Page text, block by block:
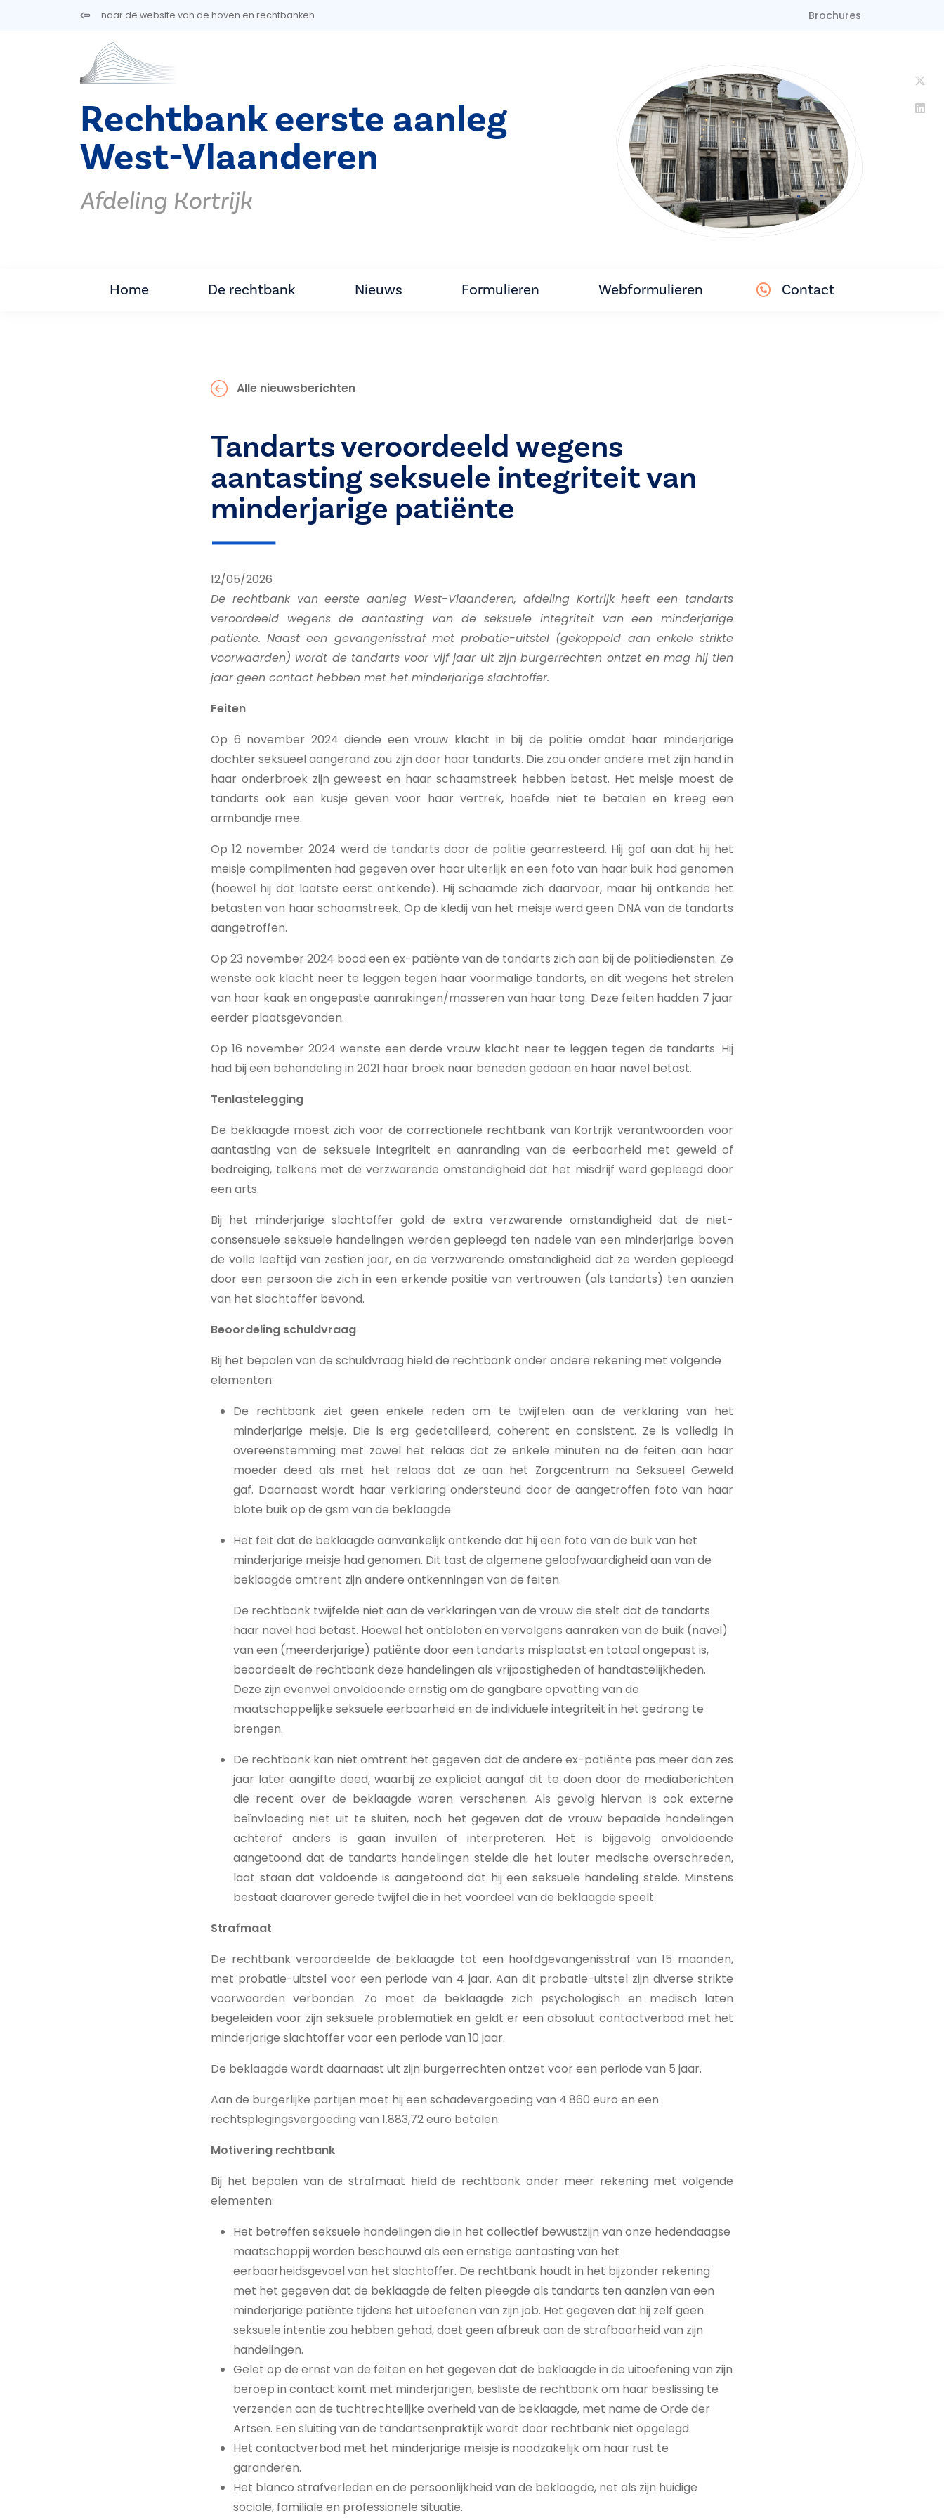
Overslaan en naar de inhoud gaannaar de website van de hoven en rechtbanken Brochures
Rechtbank eerste aanleg
West-Vlaanderen
Afdeling Kortrijk
Home De rechtbank Nieuws Formulieren Webformulieren Contact
Alle nieuwsberichten
Tandarts veroordeeld wegens
aantasting seksuele integriteit van
minderjarige patiënte
12/05/2026
De rechtbank van eerste aanleg West-Vlaanderen, afdeling Kortrijk heeft een tandarts
veroordeeld wegens de aantasting van de seksuele integriteit van een minderjarige
patiënte. Naast een gevangenisstraf met probatie-uitstel (gekoppeld aan enkele strikte
voorwaarden) wordt de tandarts voor vijf jaar uit zijn burgerrechten ontzet en mag hij tien
jaar geen contact hebben met het minderjarige slachtoffer.
Feiten
Op 6 november 2024 diende een vrouw klacht in bij de politie omdat haar minderjarige
dochter seksueel aangerand zou zijn door haar tandarts. Die zou onder andere met zijn hand in
haar onderbroek zijn geweest en haar schaamstreek hebben betast. Het meisje moest de
tandarts ook een kusje geven voor haar vertrek, hoefde niet te betalen en kreeg een
armbandje mee.
Op 12 november 2024 werd de tandarts door de politie gearresteerd. Hij gaf aan dat hij het
meisje complimenten had gegeven over haar uiterlijk en een foto van haar buik had genomen
(hoewel hij dat laatste eerst ontkende). Hij schaamde zich daarvoor, maar hij ontkende het
betasten van haar schaamstreek. Op de kledij van het meisje werd geen DNA van de tandarts
aangetroffen.
Op 23 november 2024 bood een ex-patiënte van de tandarts zich aan bij de politiediensten. Ze
wenste ook klacht neer te leggen tegen haar voormalige tandarts, en dit wegens het strelen
van haar kaak en ongepaste aanrakingen/masseren van haar tong. Deze feiten hadden 7 jaar
eerder plaatsgevonden.
Op 16 november 2024 wenste een derde vrouw klacht neer te leggen tegen de tandarts. Hij
had bij een behandeling in 2021 haar broek naar beneden gedaan en haar navel betast.
Tenlastelegging
De beklaagde moest zich voor de correctionele rechtbank van Kortrijk verantwoorden voor
aantasting van de seksuele integriteit en aanranding van de eerbaarheid met geweld of
bedreiging, telkens met de verzwarende omstandigheid dat het misdrijf werd gepleegd door
een arts.
Bij het minderjarige slachtoffer gold de extra verzwarende omstandigheid dat de niet-
consensuele seksuele handelingen werden gepleegd ten nadele van een minderjarige boven
de volle leeftijd van zestien jaar, en de verzwarende omstandigheid dat ze werden gepleegd
door een persoon die zich in een erkende positie van vertrouwen (als tandarts) ten aanzien
van het slachtoffer bevond.
Beoordeling schuldvraag
Bij het bepalen van de schuldvraag hield de rechtbank onder andere rekening met volgende
elementen:
De rechtbank ziet geen enkele reden om te twijfelen aan de verklaring van het
minderjarige meisje. Die is erg gedetailleerd, coherent en consistent. Ze is volledig in
overeenstemming met zowel het relaas dat ze enkele minuten na de feiten aan haar
moeder deed als met het relaas dat ze aan het Zorgcentrum na Seksueel Geweld
gaf. Daarnaast wordt haar verklaring ondersteund door de aangetroffen foto van haar
blote buik op de gsm van de beklaagde.
Het feit dat de beklaagde aanvankelijk ontkende dat hij een foto van de buik van het
minderjarige meisje had genomen. Dit tast de algemene geloofwaardigheid aan van de
beklaagde omtrent zijn andere ontkenningen van de feiten.
De rechtbank twijfelde niet aan de verklaringen van de vrouw die stelt dat de tandarts
haar navel had betast. Hoewel het ontbloten en vervolgens aanraken van de buik (navel)
van een (meerderjarige) patiënte door een tandarts misplaatst en totaal ongepast is,
beoordeelt de rechtbank deze handelingen als vrijpostigheden of handtastelijkheden.
Deze zijn evenwel onvoldoende ernstig om de gangbare opvatting van de
maatschappelijke seksuele eerbaarheid en de individuele integriteit in het gedrang te
brengen.
De rechtbank kan niet omtrent het gegeven dat de andere ex-patiënte pas meer dan zes
jaar later aangifte deed, waarbij ze expliciet aangaf dit te doen door de mediaberichten
die recent over de beklaagde waren verschenen. Als gevolg hiervan is ook externe
beïnvloeding niet uit te sluiten, noch het gegeven dat de vrouw bepaalde handelingen
achteraf anders is gaan invullen of interpreteren. Het is bijgevolg onvoldoende
aangetoond dat de tandarts handelingen stelde die het louter medische overschreden,
laat staan dat voldoende is aangetoond dat hij een seksuele handeling stelde. Minstens
bestaat daarover gerede twijfel die in het voordeel van de beklaagde speelt.
Strafmaat
De rechtbank veroordeelde de beklaagde tot een hoofdgevangenisstraf van 15 maanden,
met probatie-uitstel voor een periode van 4 jaar. Aan dit probatie-uitstel zijn diverse strikte
voorwaarden verbonden. Zo moet de beklaagde zich psychologisch en medisch laten
begeleiden voor zijn seksuele problematiek en geldt er een absoluut contactverbod met het
minderjarige slachtoffer voor een periode van 10 jaar.
De beklaagde wordt daarnaast uit zijn burgerrechten ontzet voor een periode van 5 jaar.
Aan de burgerlijke partijen moet hij een schadevergoeding van 4.860 euro en een
rechtsplegingsvergoeding van 1.883,72 euro betalen.
Motivering rechtbank
Bij het bepalen van de strafmaat hield de rechtbank onder meer rekening met volgende
elementen:
Het betreffen seksuele handelingen die in het collectief bewustzijn van onze hedendaagse
maatschappij worden beschouwd als een ernstige aantasting van het
eerbaarheidsgevoel van het slachtoffer. De rechtbank houdt in het bijzonder rekening
met het gegeven dat de beklaagde de feiten pleegde als tandarts ten aanzien van een
minderjarige patiënte tijdens het uitoefenen van zijn job. Het gegeven dat hij zelf geen
seksuele intentie zou hebben gehad, doet geen afbreuk aan de strafbaarheid van zijn
handelingen.
Gelet op de ernst van de feiten en het gegeven dat de beklaagde in de uitoefening van zijn
beroep in contact komt met minderjarigen, besliste de rechtbank om haar beslissing te
verzenden aan de tuchtrechtelijke overheid van de beklaagde, met name de Orde der
Artsen. Een sluiting van de tandartsenpraktijk wordt door rechtbank niet opgelegd.
Het contactverbod met het minderjarige meisje is noodzakelijk om haar rust te
garanderen.
Het blanco strafverleden en de persoonlijkheid van de beklaagde, net als zijn huidige
sociale, familiale en professionele situatie.